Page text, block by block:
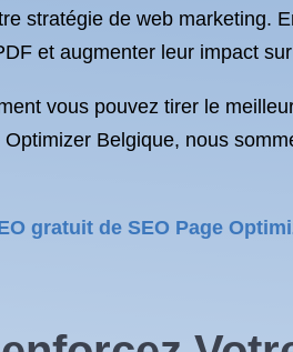
stratégie de web marketing.
et augmenter leur impact
vous pouvez tirer le
Belgique, nous
gratuit de SEO Page